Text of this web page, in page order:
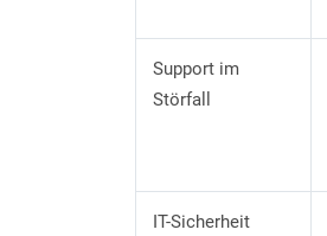
Support im
Störfall
IT-Sicherheit